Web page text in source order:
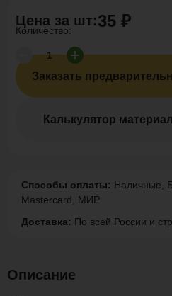
Цена за шт:35 ₽
Количество:
Заказать
Калькулятор
Способы оплаты: Наличные,
Mastercard, МИР
Доставка: По всей России и
Описание